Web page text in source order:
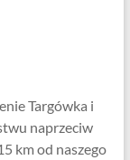
Targówka i
naprzeciw
km od naszego